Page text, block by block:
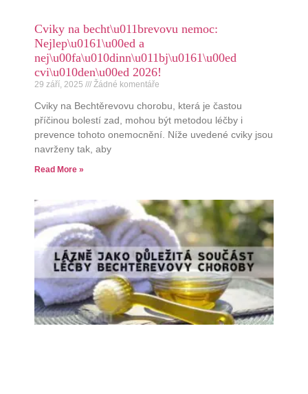
Cviky na becht\u011brevovu nemoc:
Nejlep\u0161\u00ed a
nej\u00fa\u010dinn\u011bj\u0161\u00ed
cvi\u010den\u00ed 2026!
29 září, 2025 Žádné komentáře
Cviky na Bechtěrevovu chorobu, která je častou
příčinou bolestí zad, mohou být metodou léčby i
prevence tohoto onemocnění. Níže uvedené cviky jsou
navrženy tak, aby
Read More »